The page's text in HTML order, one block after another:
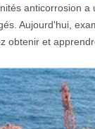
anticorrosion
Aujourd'hui,
obtenir et